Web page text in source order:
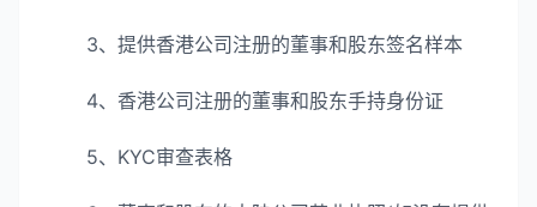
3、提供香港公司注册的董事和股东签名样本
4、香港公司注册的董事和股东手持身份证
5、KYC审查表格